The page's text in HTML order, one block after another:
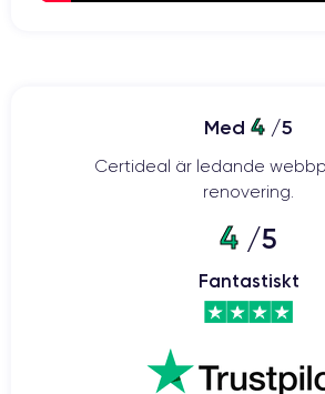
Med 4 /5
Certideal är ledande
renovering.
4 /5
Fantastiskt